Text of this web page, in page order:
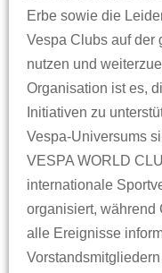
Erbe sowie die
Vespa Clubs auf der
nutzen und
Organisation ist es,
Initiativen zu
Vespa-Universums
VESPA WORLD
internationale
organisiert, während
alle Ereignisse